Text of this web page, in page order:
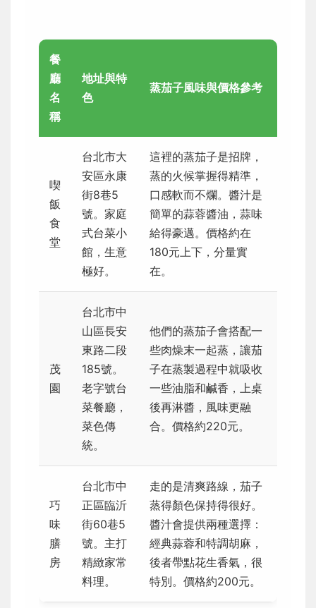
餐
廳
名
稱
地址與特
色
蒸茄子風味與價格參考
喫
飯
食
堂
台北市大
安區永康
街8巷5
號。家庭
式台菜小
館，生意
極好。
這裡的蒸茄子是招牌，
蒸的火候掌握得精準，
口感軟而不爛。醬汁是
簡單的蒜蓉醬油，蒜味
給得豪邁。價格約在
180元上下，分量實
在。
茂
園
台北市中
山區長安
東路二段
185號。
老字號台
菜餐廳，
菜色傳
統。
他們的蒸茄子會搭配一
些肉燥末一起蒸，讓茄
子在蒸製過程中就吸收
一些油脂和鹹香，上桌
後再淋醬，風味更融
合。價格約220元。
巧
味
膳
房
台北市中
正區臨沂
街60巷5
號。主打
精緻家常
料理。
走的是清爽路線，茄子
蒸得顏色保持得很好。
醬汁會提供兩種選擇：
經典蒜蓉和特調胡麻，
後者帶點花生香氣，很
特別。價格約200元。